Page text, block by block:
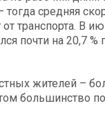
средняя
транспорта. В
почти на 20,7
жителей –
большинство